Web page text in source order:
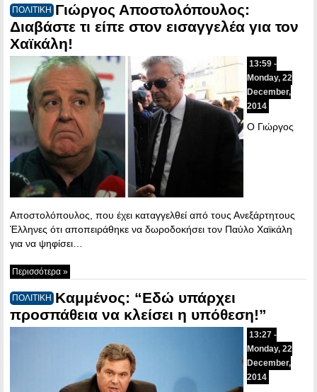
ΠΟΛΙΤΙΚΗ Γιώργος Αποστολόπουλος:
Διαβάστε τι είπε στον εισαγγελέα για τον
Χαϊκάλη!
13:59 -
Monday, 22
December,
2014
Ο Γιώργος
Αποστολόπουλος, που έχει καταγγελθεί από τους Ανεξάρτητους
Έλληνες ότι αποπειράθηκε να δωροδοκήσει τον Παύλο Χαϊκάλη
για να ψηφίσει…
Περισσότερα »
ΠΟΛΙΤΙΚΗ Καμμένος: “Εδώ υπάρχει
προσπάθεια να κλείσει η υπόθεση!”
13:27 -
Monday, 22
December,
2014